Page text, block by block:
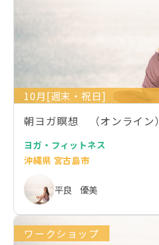
10月[週末・祝日]
朝ヨガ瞑想 （オンライン）
ヨガ・フィットネス
沖縄県 宮古島市
平良 優美
ワークショップ